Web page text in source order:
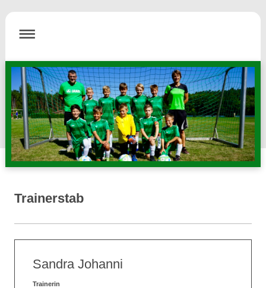
Trainerstab
Sandra Johanni
Trainerin